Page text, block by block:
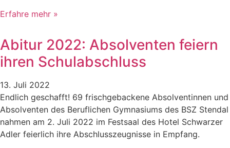
Erfahre mehr »
Abitur 2022: Absolventen feiern
ihren Schulabschluss
13. Juli 2022
Endlich geschafft! 69 frischgebackene Absolventinnen und
Absolventen des Beruflichen Gymnasiums des BSZ Stendal
nahmen am 2. Juli 2022 im Festsaal des Hotel Schwarzer
Adler feierlich ihre Abschlusszeugnisse in Empfang.